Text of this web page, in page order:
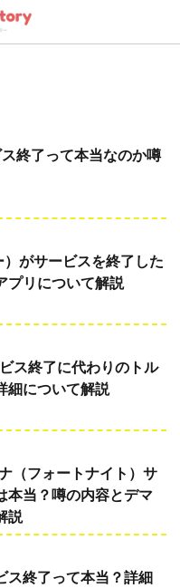
終了って本当なのか噂
がサービスを終了した
プリについて解説
ス終了に代わりのトル
細について解説
（フォートナイト）サ
本当？噂の内容とデマ
説
ス終了って本当？詳細